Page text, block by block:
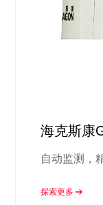
海克斯康
自动监测，
探索更多